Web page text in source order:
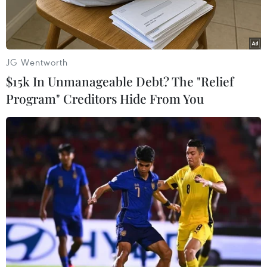
kiện đang diễn ra ở Trung Đông và Bắc Phi
cũng như chính sách của Washington về khu
vực này.
rằng trong nhiều thập kỷ qua, nước Mỹ đã theo
đuổi một loạt lợi ích cốt lõi tại đây như chống
khủng bố và chấm dứt phổ biến vũ khí hạt
nhân, đảm bảo lưu thông tự do hàng hóa và an
ninh khu vực, ủng hộ đảm bảo an ninh cho
Israel và theo đuổi nền hòa bình Arập-Israel.
Tuy nhiên, ông thừa nhận đó là một chiến lược
“chỉ dựa trên những theo đuổi lợi ích hạn hẹp”
và việc Mỹ không thay đổi được cách tiếp cận
này đang đe dọa làm sự chia rẽ giữa Mỹ và thế
JG Wentworth
$15k In Unmanageable Debt? The "Relief
Program" Creditors Hide From You